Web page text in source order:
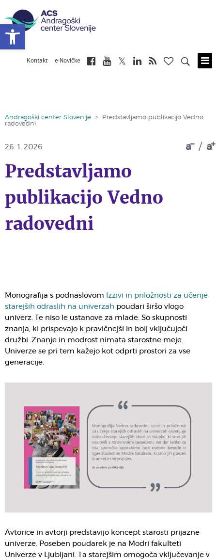
Kontakt e-Novičke
Andragoški center Slovenije >
Predstavljamo publikacijo Vedno
radovedni
a / a
26. 1. 2026
Predstavljamo
publikacijo Vedno
radovedni
Monografija s podnaslovom Izzivi in priložnosti za učenje
starejših odraslih na univerzah poudari širšo vlogo
univerz. Te niso le ustanove za mlade. So skupnosti
znanja, ki prispevajo k pravičnejši in bolj vključujoči
družbi. Znanje in modrost nimata starostne meje.
Univerze se pri tem kažejo kot odprti prostori za vse
generacije.
Avtorice in avtorji predstavijo koncept starosti prijazne
univerze. Poseben poudarek je na Modri fakulteti
Univerze v Ljubljani. Ta starejšim omogoča vključevanje v
Open toolbar